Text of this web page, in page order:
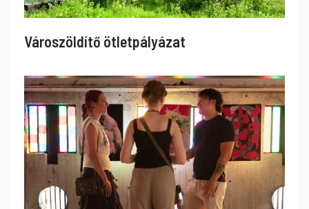
Városzöldítő ötletpályázat